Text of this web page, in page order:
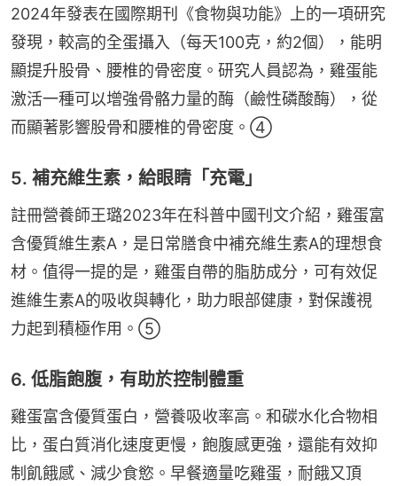
2024年發表在國際期刊《食物與功能》上的一項研究
發現，較高的全蛋攝入（每天100克，約2個），能明
顯提升股骨、腰椎的骨密度。研究人員認為，雞蛋能
激活一種可以增強骨骼力量的酶（鹼性磷酸酶），從
而顯著影響股骨和腰椎的骨密度。④
5. 補充維生素，給眼睛「充電」
註冊營養師王璐2023年在科普中國刊文介紹，雞蛋富
含優質維生素A，是日常膳食中補充維生素A的理想食
材。值得一提的是，雞蛋自帶的脂肪成分，可有效促
進維生素A的吸收與轉化，助力眼部健康，對保護視
力起到積極作用。⑤
6. 低脂飽腹，有助於控制體重
雞蛋富含優質蛋白，營養吸收率高。和碳水化合物相
比，蛋白質消化速度更慢，飽腹感更強，還能有效抑
制飢餓感、減少食慾。早餐適量吃雞蛋，耐餓又頂